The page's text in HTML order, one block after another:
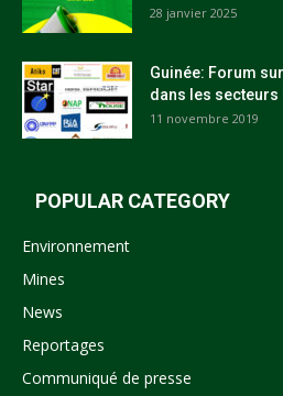
28 janvier 2025
Guinée: Forum
dans les secteurs
11 novembre 2019
POPULAR CATEGORY
Environnement
Mines
News
Reportages
Communiqué de presse